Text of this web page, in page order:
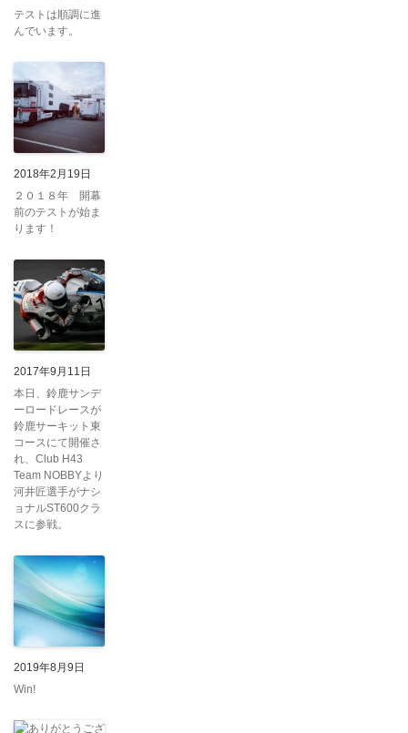
テストは順調に進
んでいます。
2018年2月19日
２０１８年 開幕
前のテストが始ま
ります！
2017年9月11日
本日、鈴鹿サンデ
ーロードレースが
鈴鹿サーキット東
コースにて開催さ
れ、Club H43
Team NOBBYより
河井匠選手がナシ
ョナルST600クラ
スに参戦。
2019年8月9日
Win!